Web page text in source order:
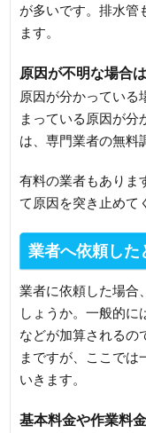
が多いです。排水管
ます。
原因が不明な場合
原因が分かっている
まっている原因が分
は、専門業者の無料
有料の業者もありま
て原因を突き止めて
業者へ依頼した
業者に依頼した場合
しょうか。一般的に
などが加算されるの
まですが、ここでは
いきます。
基本料金や作業料金